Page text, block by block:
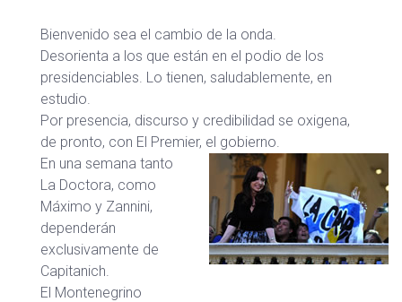
Bienvenido sea el cambio de la onda.
Desorienta a los que están en el podio de los
presidenciables. Lo tienen, saludablemente, en
estudio.
Por presencia, discurso y credibilidad se oxigena,
de pronto, con El Premier, el gobierno.
En una semana tanto
La Doctora, como
Máximo y Zannini,
dependerán
exclusivamente de
Capitanich.
El Montenegrino